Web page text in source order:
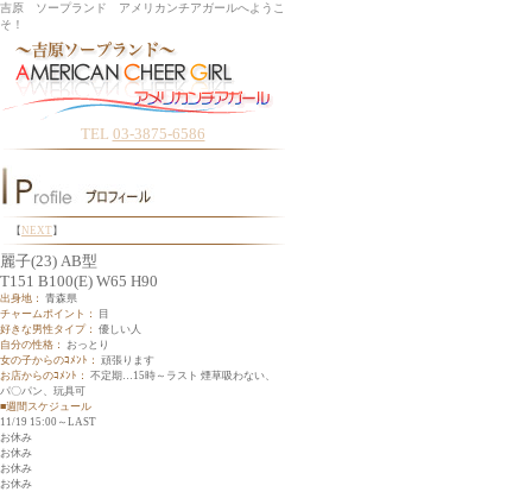
吉原 ソープランド アメリカンチアガールへようこ
そ！
TEL 03-3875-6586
【NEXT】
麗子(23) AB型
T151 B100(E) W65 H90
出身地： 青森県
チャームポイント：
目
好きな男性タイプ： 優しい人
自分の性格： おっとり
女の子からのｺﾒﾝﾄ： 頑張ります
お店からのｺﾒﾝﾄ： 不定期…15時～ラスト 煙草吸わない、
パ〇パン、玩具可
■週間スケジュール
11/19 15:00～LAST
お休み
お休み
お休み
お休み